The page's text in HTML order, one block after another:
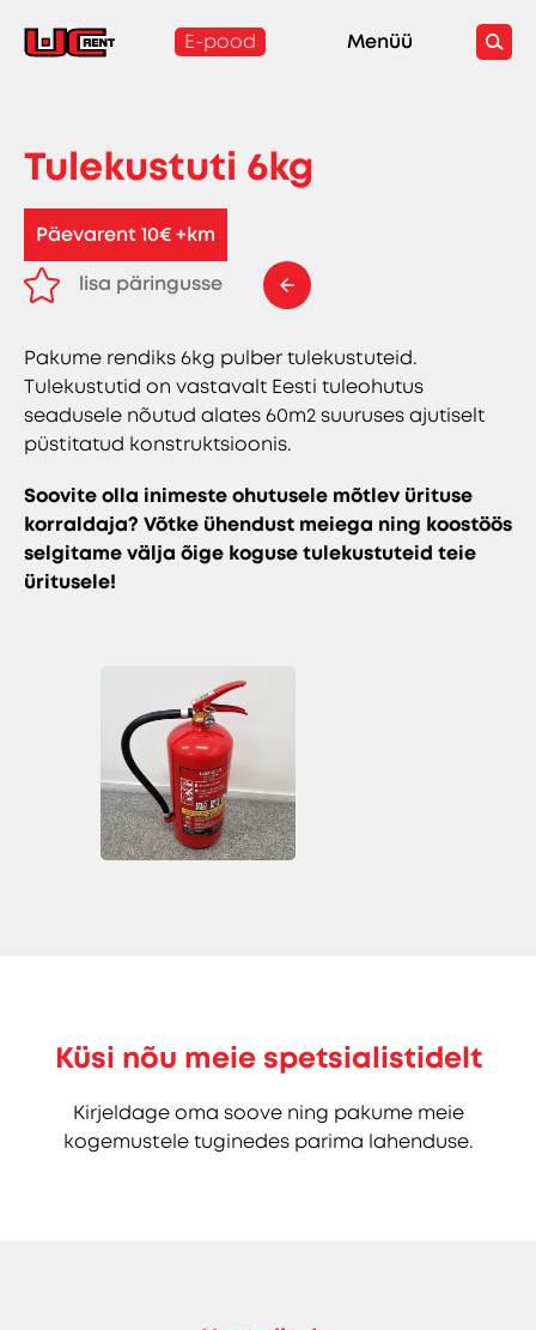
E-pood Menüü
Tulekustuti 6kg
Päevarent 10€ +km
lisa päringusse
Pakume rendiks 6kg pulber tulekustuteid.
Tulekustutid on vastavalt Eesti tuleohutus
seadusele nõutud alates 60m2 suuruses ajutiselt
püstitatud konstruktsioonis.
Soovite olla inimeste ohutusele mõtlev ürituse
korraldaja? Võtke ühendust meiega ning koostöös
selgitame välja õige koguse tulekustuteid teie
üritusele!
Küsi nõu meie spetsialistidelt
Kirjeldage oma soove ning pakume meie
kogemustele tuginedes parima lahenduse.